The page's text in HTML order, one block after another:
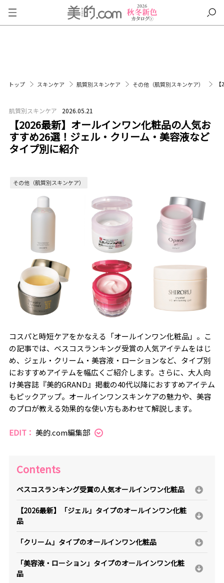
トップ スキンケア 肌質別スキンケア その他（肌質別スキンケア）
肌質別スキンケア 2026.05.21
【2026最新】オールインワン化粧品の人気お
すすめ26選！ジェル・クリーム・美容液など
タイプ別に紹介
その他（肌質別スキンケア）
コスパと時短ケアをかなえる「オールインワン化粧品」。こ
の記事では、ベスコスランキング受賞の人気アイテムをはじ
め、ジェル・クリーム・美容液・ローションなど、タイプ別
におすすめアイテムを幅広くご紹介します。さらに、大人向
け美容誌『美的GRAND』掲載の40代以降におすすめアイテム
もピックアップ。オールインワンスキンケアの魅力や、美容
のプロが教える効果的な使い方もあわせて解説します。
EDIT： 美的.com編集部
Contents
ベスコスランキング受賞の人気オールインワン化粧品
【2026最新】「ジェル」タイプのオールインワン化粧
品
「クリーム」タイプのオールインワン化粧品
「美容液・ローション」タイプのオールインワン化粧
品